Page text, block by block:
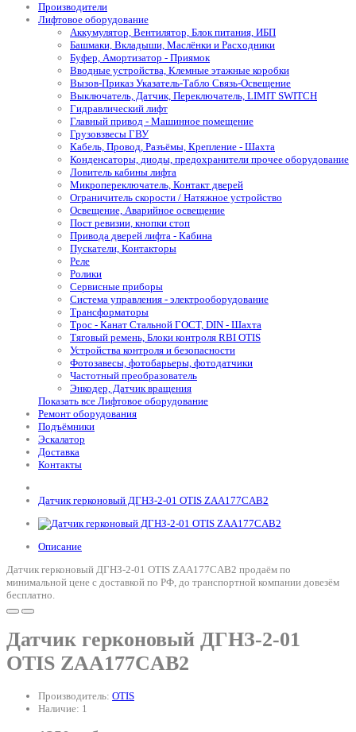
Производители
Лифтовое оборудование
Аккумулятор, Вентилятор, Блок питания, ИБП
Башмаки, Вкладыши, Маслёнки и Расходники
Буфер, Амортизатор - Приямок
Вводные устройства, Клемные этажные коробки
Вызов-Приказ Указатель-Табло Связь-Освещение
Выключатель, Датчик, Переключатель, LIMIT SWITCH
Гидравлический лифт
Главный привод - Машинное помещение
Грузовзвесы ГВУ
Кабель, Провод, Разъёмы, Крепление - Шахта
Конденсаторы, диоды, предохранители прочее оборудование
Ловитель кабины лифта
Микропереключатель, Контакт дверей
Ограничитель скорости / Натяжное устройство
Освещение, Аварийное освещение
Пост ревизии, кнопки стоп
Привода дверей лифта - Кабина
Пускатели, Контакторы
Реле
Ролики
Сервисные приборы
Система управления - электрооборудование
Трансформаторы
Трос - Канат Стальной ГОСТ, DIN - Шахта
Тяговый ремень, Блоки контроля RBI OTIS
Устройства контроля и безопасности
Фотозавесы, фотобарьеры, фотодатчики
Частотный преобразователь
Энкодер, Датчик вращения
Показать все Лифтовое оборудование
Ремонт оборудования
Подъёмники
Эскалатор
Доставка
Контакты
Датчик герконовый ДГНЗ-2-01 OTIS ZAA177CAB2
Описание
Датчик герконовый ДГНЗ-2-01 OTIS ZAA177CAB2 продаём по
минимальной цене с доставкой по РФ, до транспортной компании довезём
бесплатно.
Датчик герконовый ДГНЗ-2-01
OTIS ZAA177CAB2
Производитель: OTIS
Наличие: 1